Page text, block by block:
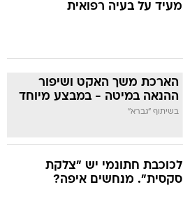
מעיד על בעיה רפואית
הארכת משך האקט ושיפור
ההנאה במיטה - במבצע מיוחד
בשיתוף "גברא"
לכוכבת חתונמי יש "צלקת
סקסית". מנחשים איפה?